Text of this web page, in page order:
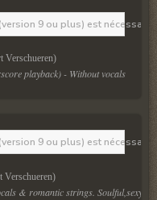
9 ou plus) est
Verschueren)
playback) - Without vocals
9 ou plus) est
Verschueren)
& romantic strings. Soulful,sexy,